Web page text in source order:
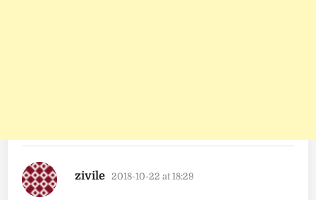
zivile says:
2018-10-22 at 18:29